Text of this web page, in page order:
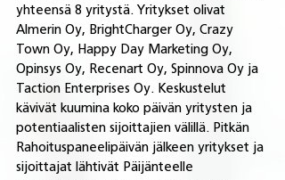
yhteensä 8 yritystä. Yritykset olivat
Almerin Oy, BrightCharger Oy, Crazy
Town Oy, Happy Day Marketing Oy,
Opinsys Oy, Recenart Oy, Spinnova Oy ja
Taction Enterprises Oy. Keskustelut
kävivät kuumina koko päivän yritysten ja
potentiaalisten sijoittajien välillä. Pitkän
Rahoituspaneelipäivän jälkeen yritykset ja
sijoittajat lähtivät Päijänteelle